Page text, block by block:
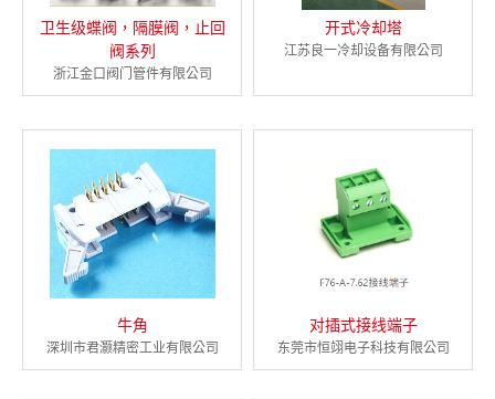
卫生级蝶阀，隔膜阀，止回
阀系列
浙江金口阀门管件有限公司
开式冷却塔
江苏良一冷却设备有限公司
牛角
深圳市君灏精密工业有限公司
对插式接线端子
东莞市恒翊电子科技有限公司